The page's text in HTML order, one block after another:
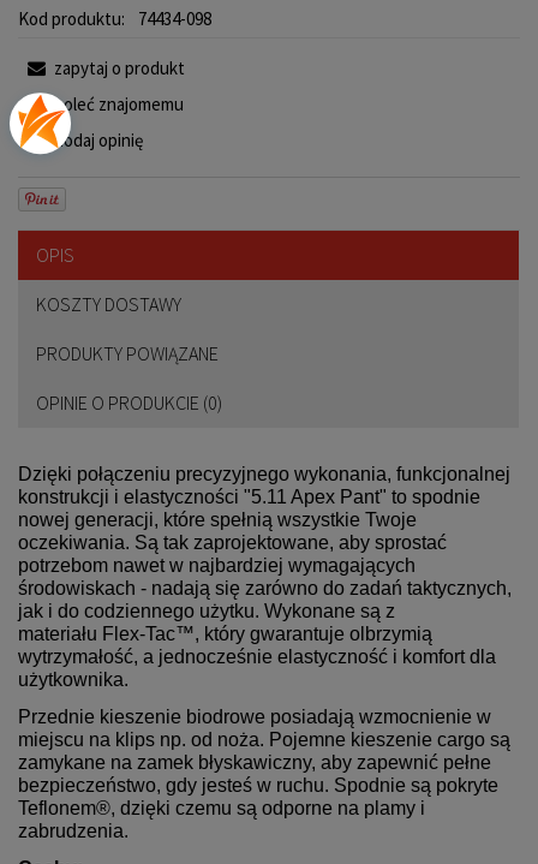
Kod produktu: 74434-098
zapytaj o produkt
poleć znajomemu
dodaj opinię
OPIS
KOSZTY DOSTAWY
PRODUKTY POWIĄZANE
OPINIE O PRODUKCIE (0)
Dzięki połączeniu precyzyjnego wykonania, funkcjonalnej
konstrukcji i elastyczności "5.11 Apex Pant" to spodnie
nowej generacji, które spełnią wszystkie Twoje
oczekiwania. Są tak zaprojektowane, aby sprostać
potrzebom nawet w najbardziej wymagających
środowiskach - nadają się zarówno do zadań taktycznych,
jak i do codziennego użytku. Wykonane są z
materiału Flex-Tac™, który gwarantuje olbrzymią
wytrzymałość, a jednocześnie elastyczność i komfort dla
użytkownika.
Przednie kieszenie biodrowe posiadają wzmocnienie w
miejscu na klips np. od noża. Pojemne kieszenie cargo są
zamykane na zamek błyskawiczny, aby zapewnić pełne
bezpieczeństwo, gdy jesteś w ruchu. Spodnie są pokryte
Teflonem®, dzięki czemu są odporne na plamy i
zabrudzenia.